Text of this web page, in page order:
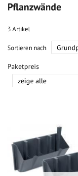
Pflanzwände
3 Artikel
Sortieren nach
Paketpreis